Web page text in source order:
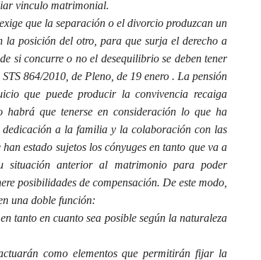
vinculo matrimonial.
que la separación o el divorcio produzcan un
la posición del otro, para que surja el derecho a
si concurre o no el desequilibrio se deben tener
864/2010, de Pleno, de 19 enero . La pensión
que puede producir la convivencia recaiga
habrá que tenerse en consideración lo que ha
a la familia y la colaboración con las
estado sujetos los cónyuges en tanto que va a
situación anterior al matrimonio para poder
posibilidades de compensación. De este modo,
una doble función:
tanto en cuanto sea posible según la naturaleza
como elementos que permitirán fijar la